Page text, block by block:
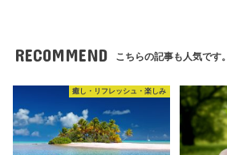
RECOMMEND こちらの記事も人気です。
癒し・リフレッシュ・楽しみ